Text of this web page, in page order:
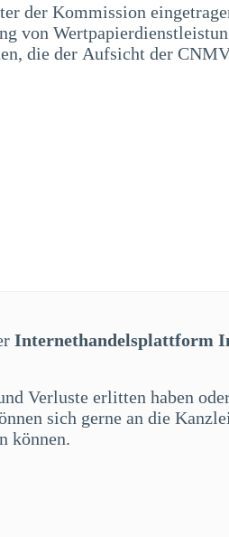
der Kommission
von
die der Aufsicht der
Internethandelsplattform
Verluste erlitten haben
sich gerne an die
können.